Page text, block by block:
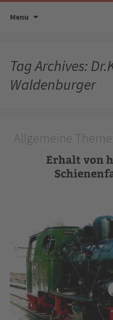
Menu
Tag Archives:
Waldenburger
Allgemeine
Erhalt von